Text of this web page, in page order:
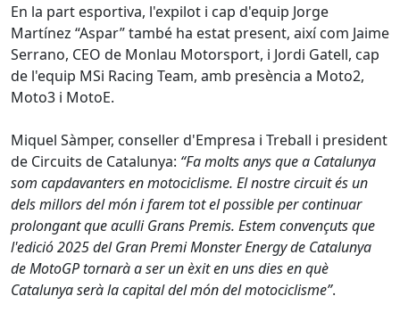
En la part esportiva, l'expilot i cap d'equip Jorge
Martínez “Aspar” també ha estat present, així com Jaime
Serrano, CEO de Monlau Motorsport, i Jordi Gatell, cap
de l'equip MSi Racing Team, amb presència a Moto2,
Moto3 i MotoE.
Miquel Sàmper, conseller d'Empresa i Treball i president
de Circuits de Catalunya: “Fa molts anys que a Catalunya
som capdavanters en motociclisme. El nostre circuit és un
dels millors del món i farem tot el possible per continuar
prolongant que aculli Grans Premis. Estem convençuts que
l'edició 2025 del Gran Premi Monster Energy de Catalunya
de MotoGP tornarà a ser un èxit en uns dies en què
Catalunya serà la capital del món del motociclisme”.